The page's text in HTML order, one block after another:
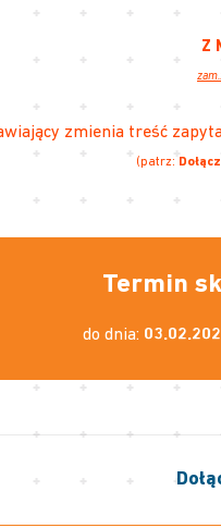
Z
zmienia treść
(patrz:
Termin
do dnia: